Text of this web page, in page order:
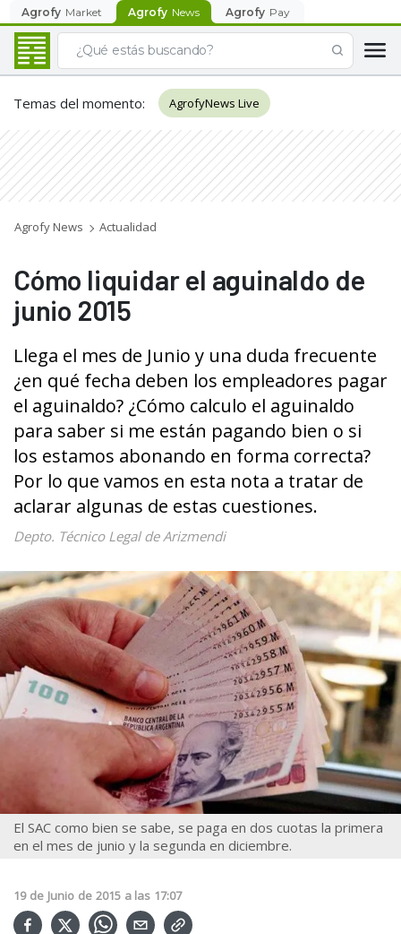
Agrofy Market Agrofy News Agrofy Pay
Temas del momento: AgrofyNews Live
Agrofy News Actualidad
Cómo liquidar el aguinaldo de
junio 2015
Llega el mes de Junio y una duda frecuente
¿en qué fecha deben los empleadores pagar
el aguinaldo? ¿Cómo calculo el aguinaldo
para saber si me están pagando bien o si
los estamos abonando en forma correcta?
Por lo que vamos en esta nota a tratar de
aclarar algunas de estas cuestiones.
Depto. Técnico Legal de Arizmendi
El SAC como bien se sabe, se paga en dos cuotas la primera
en el mes de junio y la segunda en diciembre.
19 de Junio de 2015 a las 17:07